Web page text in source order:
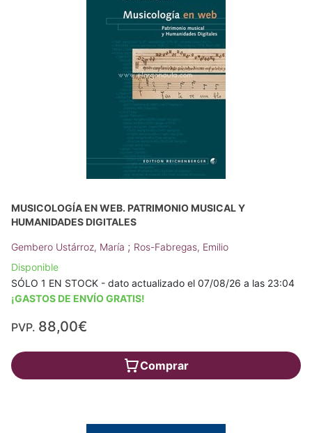
MUSICOLOGÍA EN WEB. PATRIMONIO MUSICAL Y
HUMANIDADES DIGITALES
Gembero Ustárroz, María ; Ros-Fabregas, Emilio
Disponible
SÓLO 1 EN STOCK - dato actualizado el 07/08/26 a las 23:04
¡GASTOS DE ENVÍO GRATIS!
PVP. 88,00€
Comprar